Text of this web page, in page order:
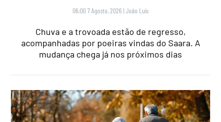
06:00 7 Agosto, 2026 |João Luís
Chuva e a trovoada estão de regresso,
acompanhadas por poeiras vindas do Saara. A
mudança chega já nos próximos dias